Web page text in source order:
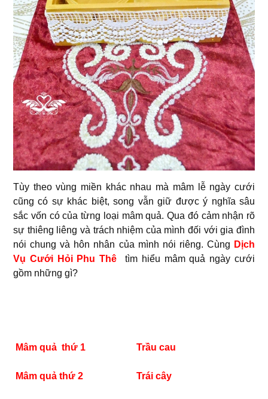
Tùy theo vùng miền khác nhau mà mâm lễ ngày cưới
cũng có sự khác biệt, song vẫn giữ được ý nghĩa sâu
sắc vốn có của từng loại mâm quả. Qua đó cảm nhận rõ
sự thiêng liêng và trách nhiệm của mình đối với gia đình
nói chung và hôn nhân của mình nói riêng. Cùng Dịch
Vụ Cưới Hỏi Phu Thê tìm hiểu mâm quả ngày cưới
gồm những gì?
Mâm quả thứ 1 Trầu cau
Mâm quả thứ 2 Trái cây